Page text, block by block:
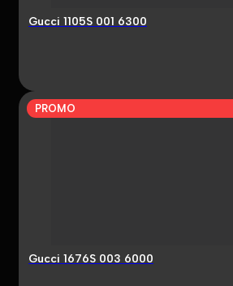
Gucci 1105S 001 6300
PROMO
Gucci 1676S 003 6000